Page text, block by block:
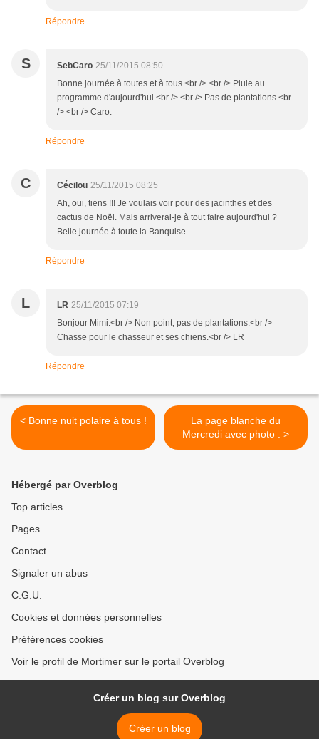
Répondre
S SebCaro 25/11/2015 08:50
Bonne journée à toutes et à tous.<br /> <br /> Pluie au
programme d'aujourd'hui.<br /> <br /> Pas de plantations.<br
/> <br /> Caro.
Répondre
C Cécilou 25/11/2015 08:25
Ah, oui, tiens !!! Je voulais voir pour des jacinthes et des
cactus de Noël. Mais arriverai-je à tout faire aujourd'hui ?
Belle journée à toute la Banquise.
Répondre
L LR 25/11/2015 07:19
Bonjour Mimi.<br /> Non point, pas de plantations.<br />
Chasse pour le chasseur et ses chiens.<br /> LR
Répondre
< Bonne nuit polaire à tous !
La page blanche du
Mercredi avec photo . >
Hébergé par Overblog
Top articles
Pages
Contact
Signaler un abus
C.G.U.
Cookies et données personnelles
Préférences cookies
Voir le profil de Mortimer sur le portail Overblog
Créer un blog sur Overblog
Créer un blog